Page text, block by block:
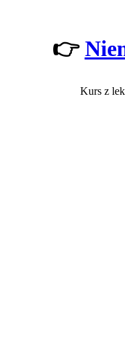
👉
Kurs z